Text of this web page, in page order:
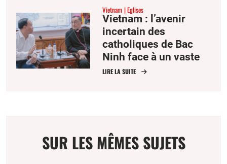
Vietnam Eglises
Vietnam : l’avenir
incertain des
catholiques de Bac
Ninh face à un vaste
projet aéroportuaire
LIRE LA SUITE
SUR LES MÊMES SUJETS